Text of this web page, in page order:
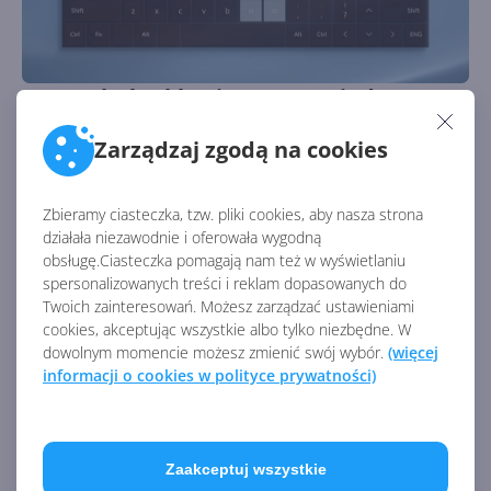
Zarządzaj zgodą na cookies
Zbieramy ciasteczka, tzw. pliki cookies, aby nasza strona
działała niezawodnie i oferowała wygodną
obsługę.Ciasteczka pomagają nam też w wyświetlaniu
spersonalizowanych treści i reklam dopasowanych do
Twoich zainteresowań. Możesz zarządzać ustawieniami
cookies, akceptując wszystkie albo tylko niezbędne. W
dowolnym momencie możesz zmienić swój wybór. (więcej
informacji o cookies w polityce prywatności)
Zaakceptuj wszystkie
Nowe skróty klawiszowe w Windows 11
Autor:Krzysztof Sulikowski
Liczba odsłon:6411
pozwalają wykonać daną czynność o wiele szybciej.
Sprawdzamy nowe kombinacje klawiszy!